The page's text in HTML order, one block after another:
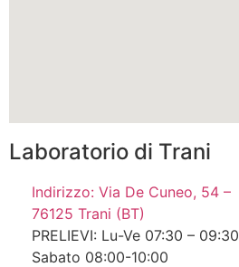
Laboratorio di Trani
Indirizzo: Via De Cuneo, 54 –
76125 Trani (BT)
PRELIEVI: Lu-Ve 07:30 – 09:30
Sabato 08:00-10:00